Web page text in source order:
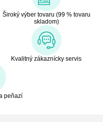
Široký výber tovaru (99 % tovaru
skladom)
Kvalitný zákaznícky servis
peňazí